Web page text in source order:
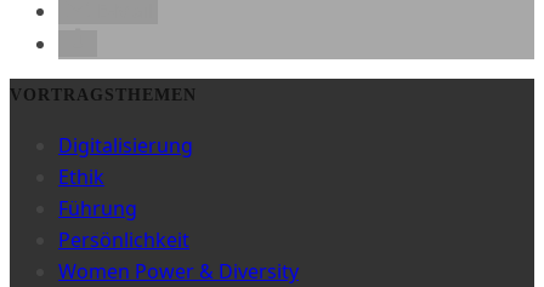
VORTRAGSTHEMEN
Digitalisierung
Ethik
Führung
Persönlichkeit
Women Power & Diversity